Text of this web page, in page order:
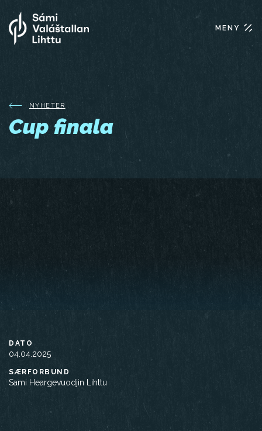
MENY
NYHETER
Cup finala
DATO
04.04.2025
SÆRFORBUND
Sami Heargevuodjin Lihttu